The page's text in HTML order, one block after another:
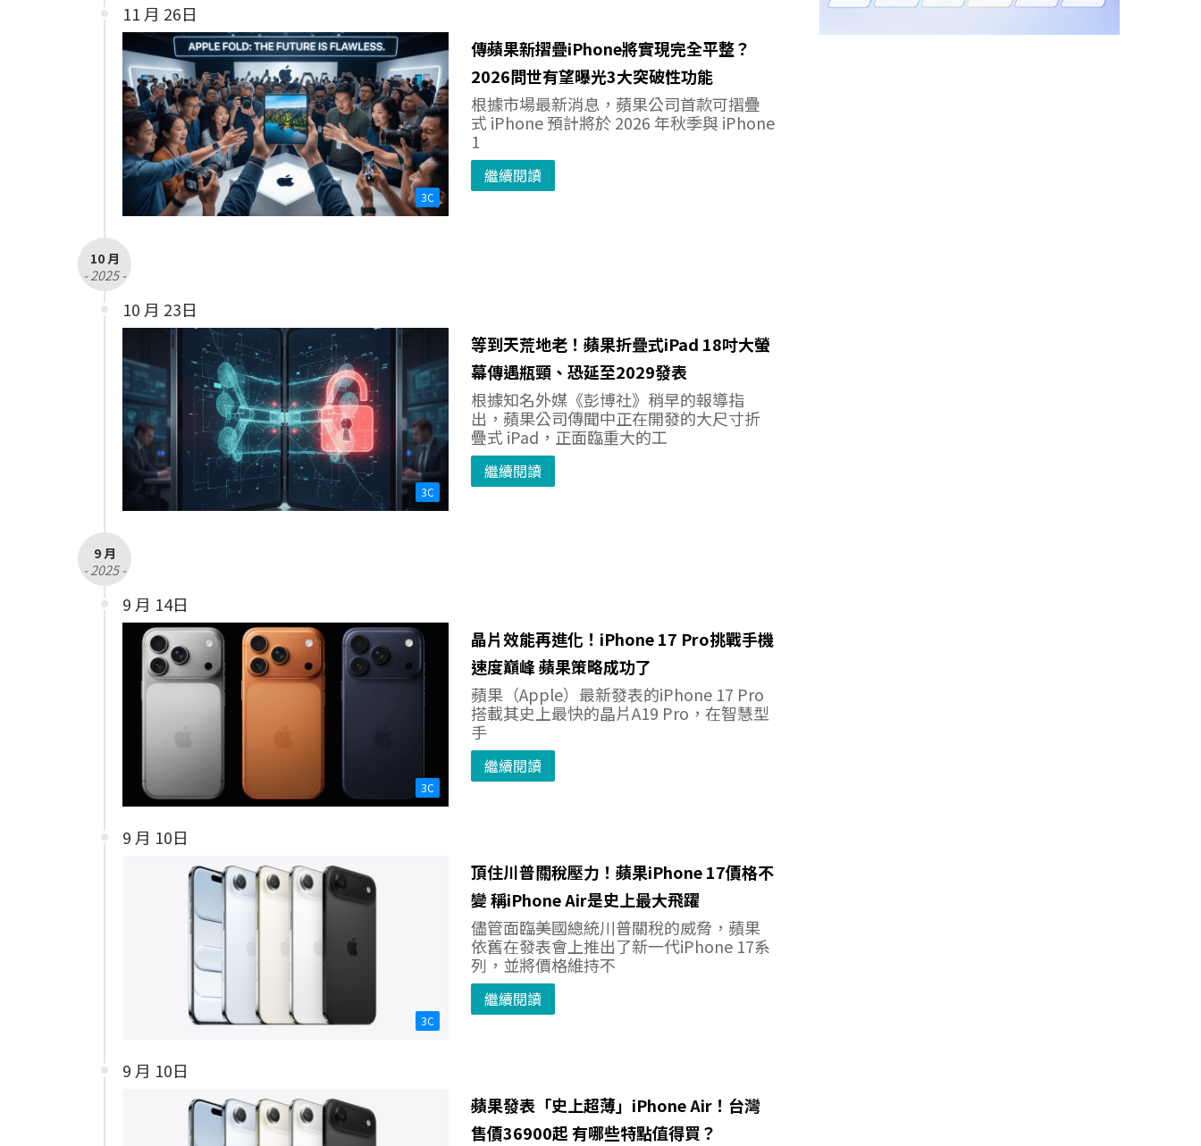
11 月 26日
3C
傳蘋果新摺疊iPhone將實現完全平整？
2026問世有望曝光3大突破性功能
根據市場最新消息，蘋果公司首款可摺疊
式 iPhone 預計將於 2026 年秋季與 iPhone
1
繼續閱讀
10 月
- 2025 -
10 月 23日
3C
等到天荒地老！蘋果折疊式iPad 18吋大螢
幕傳遇瓶頸、恐延至2029發表
根據知名外媒《彭博社》稍早的報導指
出，蘋果公司傳聞中正在開發的大尺寸折
疊式 iPad，正面臨重大的工
繼續閱讀
9 月
- 2025 -
9 月 14日
3C
晶片效能再進化！iPhone 17 Pro挑戰手機
速度巔峰 蘋果策略成功了
蘋果（Apple）最新發表的iPhone 17 Pro
搭載其史上最快的晶片A19 Pro，在智慧型
手
繼續閱讀
9 月 10日
3C
頂住川普關稅壓力！蘋果iPhone 17價格不
變 稱iPhone Air是史上最大飛躍
儘管面臨美國總統川普關稅的威脅，蘋果
依舊在發表會上推出了新一代iPhone 17系
列，並將價格維持不
繼續閱讀
9 月 10日
蘋果發表「史上超薄」iPhone Air！台灣
售價36900起 有哪些特點值得買？